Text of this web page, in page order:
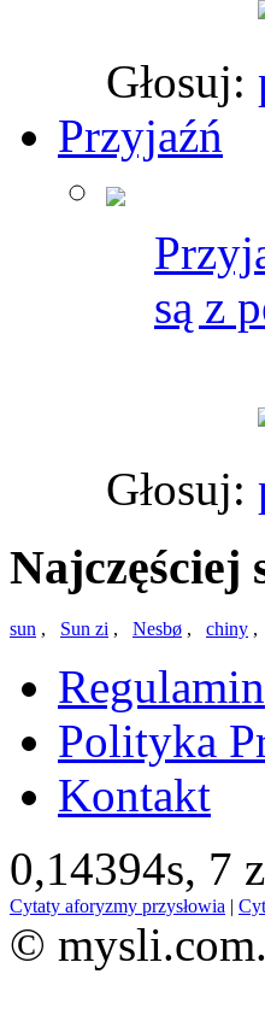
Głosuj:
Przyjaźń
są z
Głosuj:
Najczęściej
sun , Sun zi , Nesbø , chiny ,
Regulamin
Polityka
Kontakt
0,14394s, 7
Cytaty aforyzmy przysłowia |
©